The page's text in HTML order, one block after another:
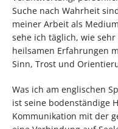
Suche nach Wahrheit
meiner Arbeit als
sehe ich täglich, wie
heilsamen Erfahrungen
Sinn, Trost und
Was ich am englischen
ist seine bodenständige
Kommunikation mit der